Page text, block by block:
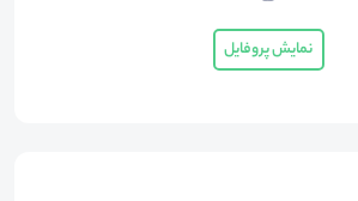
نمایش پروفایل